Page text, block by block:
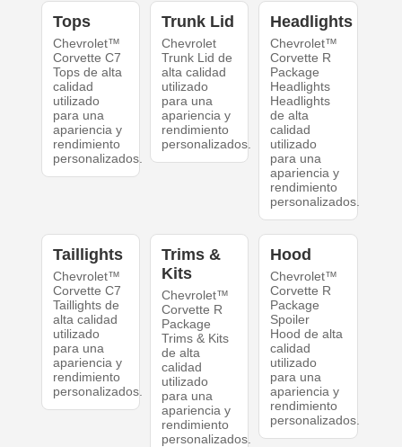
Tops
Chevrolet™
Corvette C7
Tops de alta
calidad
utilizado
para una
apariencia y
rendimiento
personalizados.
Trunk Lid
Chevrolet
Trunk Lid de
alta calidad
utilizado
para una
apariencia y
rendimiento
personalizados.
Headlights
Chevrolet™
Corvette R
Package
Headlights
Headlights
de alta
calidad
utilizado
para una
apariencia y
rendimiento
personalizados.
Taillights
Chevrolet™
Corvette C7
Taillights de
alta calidad
utilizado
para una
apariencia y
rendimiento
personalizados.
Trims &
Kits
Chevrolet™
Corvette R
Package
Trims & Kits
de alta
calidad
utilizado
para una
apariencia y
rendimiento
personalizados.
Hood
Chevrolet™
Corvette R
Package
Spoiler
Hood de alta
calidad
utilizado
para una
apariencia y
rendimiento
personalizados.